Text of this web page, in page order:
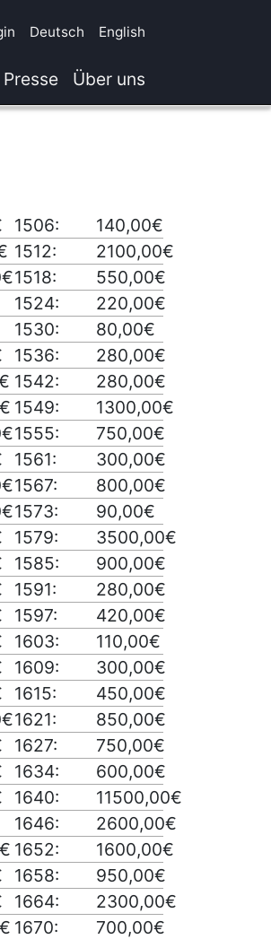
Deutsch English
Presse Über uns
1506:
140,00€
1512:
2100,00€
1518:
550,00€
1524:
220,00€
1530:
80,00€
1536:
280,00€
1542:
280,00€
1549:
1300,00€
1555:
750,00€
1561:
300,00€
1567:
800,00€
1573:
90,00€
1579:
3500,00€
1585:
900,00€
1591:
280,00€
1597:
420,00€
1603:
110,00€
1609:
300,00€
1615:
450,00€
1621:
850,00€
1627:
750,00€
1634:
600,00€
1640:
11500,00€
1646:
2600,00€
1652:
1600,00€
1658:
950,00€
1664:
2300,00€
1670:
700,00€